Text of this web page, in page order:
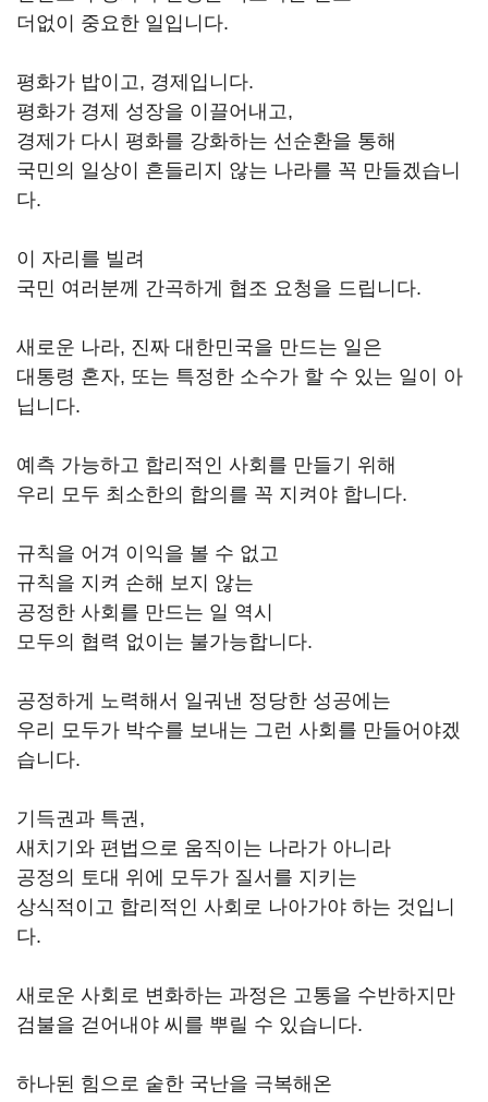
더없이 중요한 일입니다.
평화가 밥이고, 경제입니다.
평화가 경제 성장을 이끌어내고,
경제가 다시 평화를 강화하는 선순환을 통해
국민의 일상이 흔들리지 않는 나라를 꼭 만들겠습니
다.
이 자리를 빌려
국민 여러분께 간곡하게 협조 요청을 드립니다.
새로운 나라, 진짜 대한민국을 만드는 일은
대통령 혼자, 또는 특정한 소수가 할 수 있는 일이 아
닙니다.
예측 가능하고 합리적인 사회를 만들기 위해
우리 모두 최소한의 합의를 꼭 지켜야 합니다.
규칙을 어겨 이익을 볼 수 없고
규칙을 지켜 손해 보지 않는
공정한 사회를 만드는 일 역시
모두의 협력 없이는 불가능합니다.
공정하게 노력해서 일궈낸 정당한 성공에는
우리 모두가 박수를 보내는 그런 사회를 만들어야겠
습니다.
기득권과 특권,
새치기와 편법으로 움직이는 나라가 아니라
공정의 토대 위에 모두가 질서를 지키는
상식적이고 합리적인 사회로 나아가야 하는 것입니
다.
새로운 사회로 변화하는 과정은 고통을 수반하지만
검불을 걷어내야 씨를 뿌릴 수 있습니다.
하나된 힘으로 숱한 국난을 극복해온